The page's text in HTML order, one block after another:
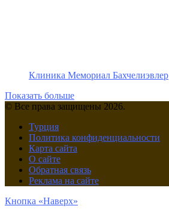
Клиника Мемориал Бахчелиэвлер
Показать больше
© Все права защищены 2026.
Турция
Политика конфиденциальности
Карта сайта
О сайте
Обратная связь
Реклама на сайте
Кнопка «Наверх»